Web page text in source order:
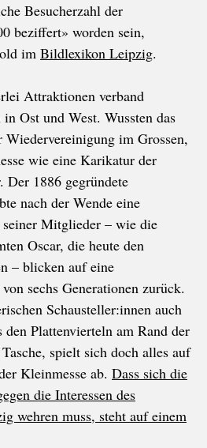
Besucherzahl der
beziffert» worden sein,
im Bildlexikon Leipzig.
Attraktionen verband
Ost und West. Wussten das
im Grossen,
wie eine Karikatur der
Der 1886 gegründete
nach der Wende eine
Mitglieder – wie die
Oscar, die heute den
– blicken auf eine
sechs Generationen zurück.
Schausteller:innen auch
Plattenvierteln am Rand der
spielt sich doch alles auf
Kleinmesse ab. Dass sich die
die Interessen des
wehren muss, steht auf einem